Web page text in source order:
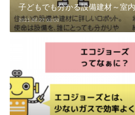
子どもでも分かる設備建材～室
2021.08.27 03:00